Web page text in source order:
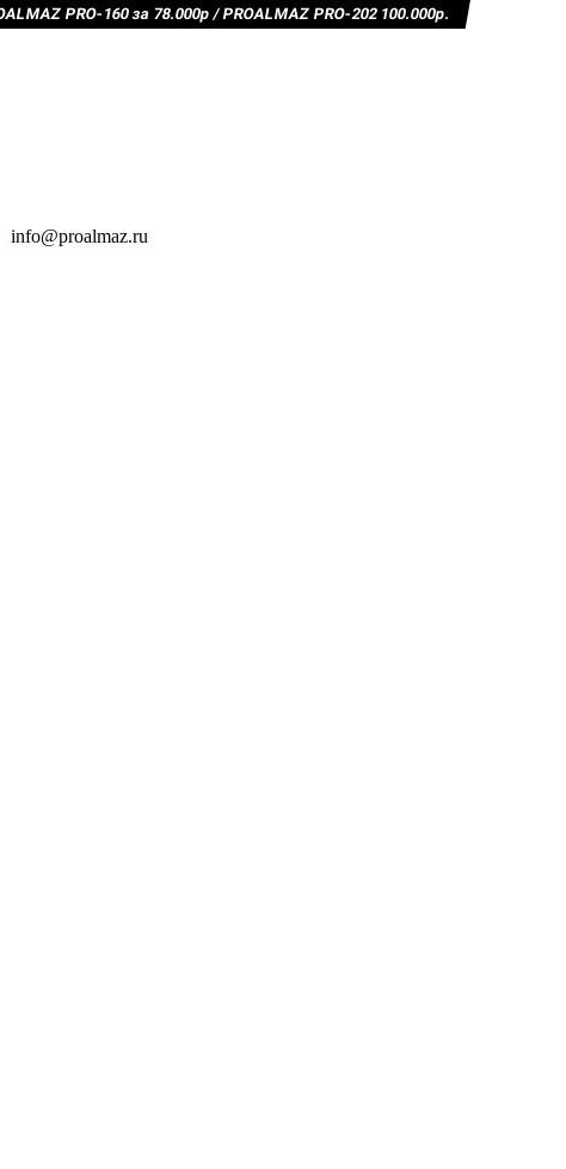
PRO-160 за 78.000р / PROALMAZ PRO-202 100.000р.
info@proalmaz.ru